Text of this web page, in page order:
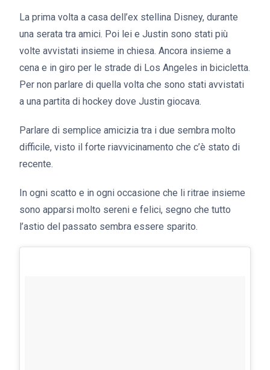
La prima volta a casa dell’ex stellina Disney, durante
una serata tra amici. Poi lei e Justin sono stati più
volte avvistati insieme in chiesa. Ancora insieme a
cena e in giro per le strade di Los Angeles in bicicletta.
Per non parlare di quella volta che sono stati avvistati
a una partita di hockey dove Justin giocava.
Parlare di semplice amicizia tra i due sembra molto
difficile, visto il forte riavvicinamento che c’è stato di
recente.
In ogni scatto e in ogni occasione che li ritrae insieme
sono apparsi molto sereni e felici, segno che tutto
l’astio del passato sembra essere sparito.